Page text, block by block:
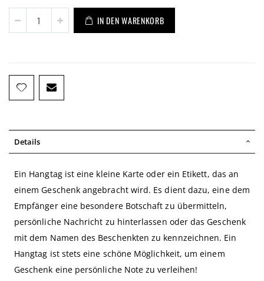
IN DEN WARENKORB
Details
Ein Hangtag ist eine kleine Karte oder ein Etikett, das an
einem Geschenk angebracht wird. Es dient dazu, eine dem
Empfänger eine besondere Botschaft zu übermitteln,
persönliche Nachricht zu hinterlassen oder das Geschenk
mit dem Namen des Beschenkten zu kennzeichnen. Ein
Hangtag ist stets eine schöne Möglichkeit, um einem
Geschenk eine persönliche Note zu verleihen!